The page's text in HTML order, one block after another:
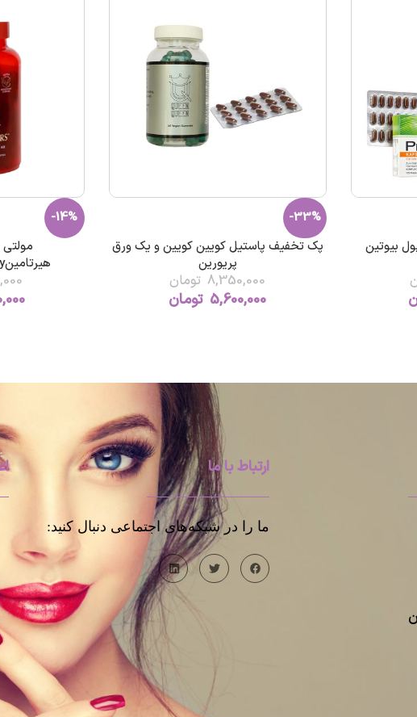
+ آمپول بیوتین
-33%
پک تخفیف پاستیل کویین کویین و یک ورق
پریورین
8,350,000 تومان
5,600,000 تومان
-14%
مولتی
هیرتامینHairtamin Gummy
ارتباط با ما
ما را در شبکه‌های اجتماعی دنبال کنید: